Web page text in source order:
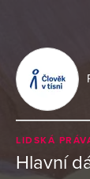
LIDSKÁ
Hlavní